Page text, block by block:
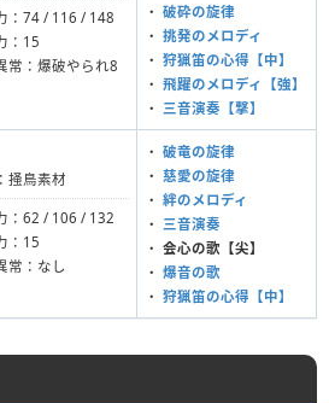
：74 / 116 / 148
：15
常：爆破やられ8
・ 破砕の旋律
・ 挑発のメロディ
・ 狩猟笛の心得【中】
・ 飛躍のメロディ【強】
・ 三音演奏【撃】
掻鳥素材
：62 / 106 / 132
：15
常：なし
・ 破竜の旋律
・ 慈愛の旋律
・ 絆のメロディ
・ 三音演奏
・ 会心の歌【尖】
・ 爆音の歌
・ 狩猟笛の心得【中】